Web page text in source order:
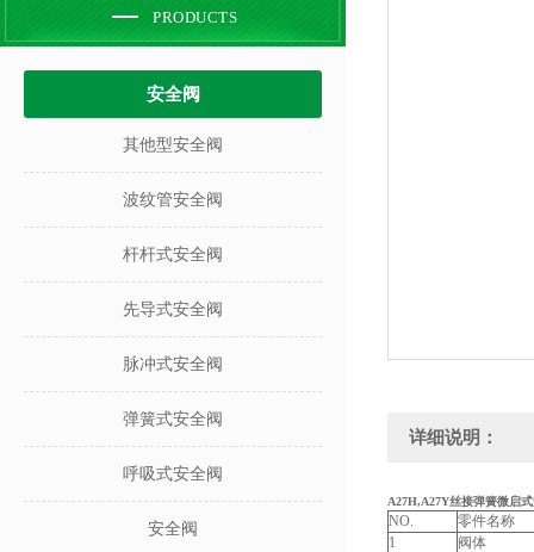
PRODUCTS
安全阀
其他型安全阀
波纹管安全阀
杆杆式安全阀
先导式安全阀
脉冲式安全阀
弹簧式安全阀
呼吸式安全阀
安全阀
详细说明：
A27H,A27Y丝接弹簧微启式
NO.
零件名称
1
阀体